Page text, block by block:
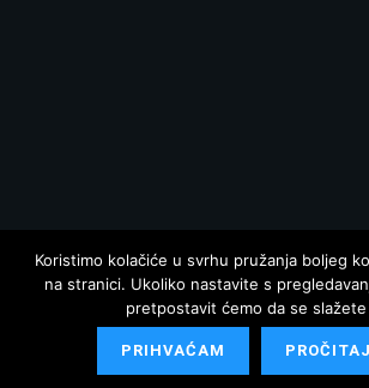
© 2025 Hrvatska danas
Koristimo kolačiće u svrhu pružanja boljeg
na stranici. Ukoliko nastavite s
pretpostavit ćemo da se
PRIHVAĆAM